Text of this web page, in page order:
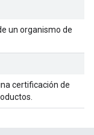
un organismo de
certificación de